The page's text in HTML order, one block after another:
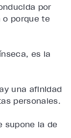
por
o porque te
es la
una afinidad
personales.
supone la de